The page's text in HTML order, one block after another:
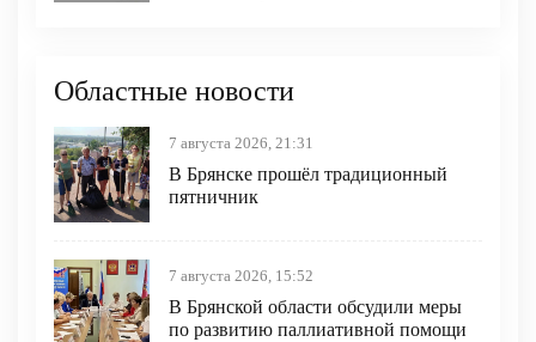
Областные новости
7 августа 2026, 21:31
В Брянске прошёл традиционный
пятничник
7 августа 2026, 15:52
В Брянской области обсудили меры
по развитию паллиативной помощи